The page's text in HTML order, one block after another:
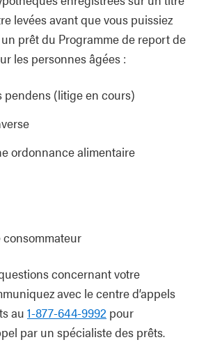
levées avant que vous puissiez
prêt du Programme de report de
les personnes âgées :
(litige en cours)
ordonnance alimentaire
concernant votre
avec le centre d’appels
au 1‑877‑644‑9992 pour
par un spécialiste des prêts.